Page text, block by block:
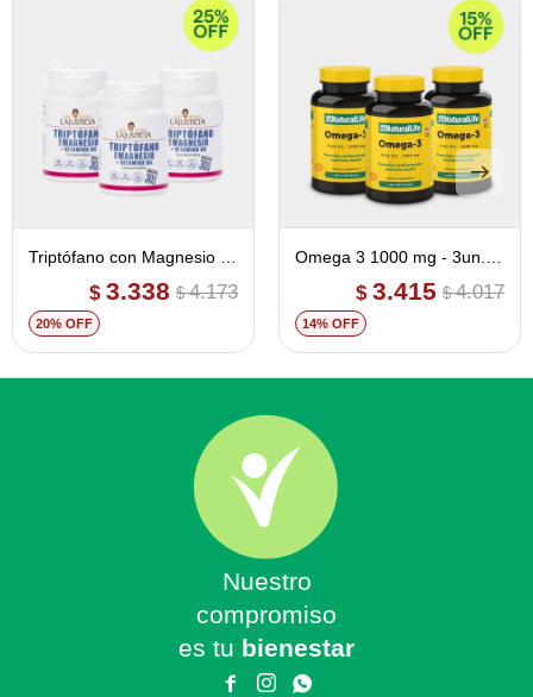
Triptófano con Magnesio +
Vitamina B6 - 3un. 20% off
$ 3.338 $ 4.173
20
Omega 3 1000 mg - 3un.
$ 3.415 $ 4.017
14
Nuestro
compromiso
es tu bienestar
  